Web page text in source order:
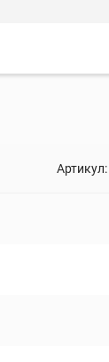
Артикул: